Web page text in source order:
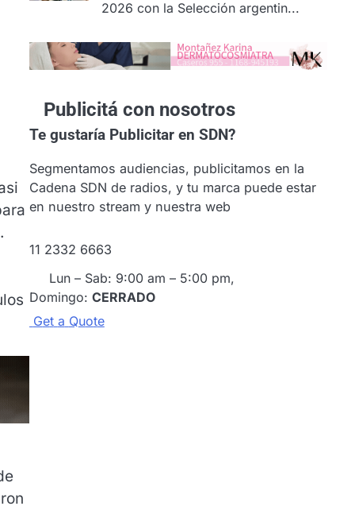
2026 con la Selección argentin...
Publicitá con nosotros
Te gustaríaPublicitar en SDN?
Segmentamos audiencias, publicitamos en la
Cadena SDN de radios, y tu marca puede estar
en nuestro stream y nuestra web
11 2332 6663
Lun – Sab: 9:00 am – 5:00 pm,
Domingo: CERRADO
Get a Quote